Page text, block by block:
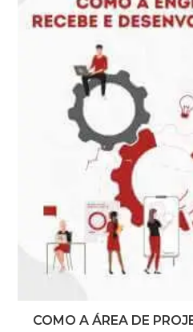
COMO A ÁREA DE